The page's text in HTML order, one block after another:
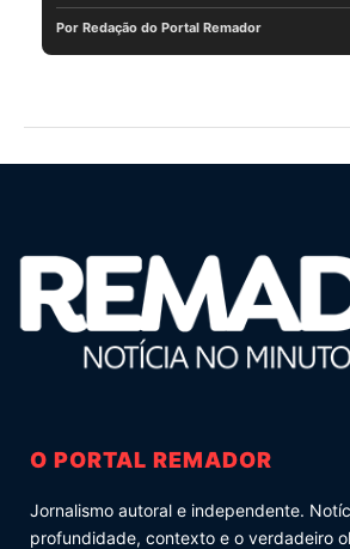
Por Redação do Portal Remador
O PORTAL REMADOR
Jornalismo autoral e independente.
profundidade, contexto e o verdadeiro